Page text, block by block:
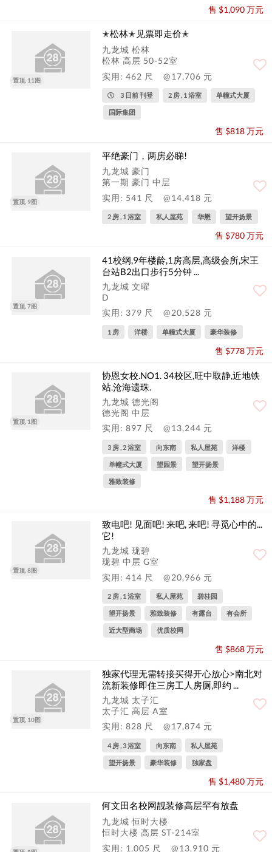
售 $1,090 万元
置顶, 11图
✭松林✭见票即走价✭
九龙城 松林
松林 高层 50-52室
实用: 462 尺
@17,706 元
3 日前 刊登 2 房 , 1 浴室 单幢式大厦
国际集团
售 $818 万元
置顶, 9图
平绝豪门，两房必睇!
九龙城 豪门
第一期 豪门 中层
实用: 541 尺
@14,418 元
2 房 , 1 浴室 私人屋苑 华懋 望开扬景
售 $780 万元
置顶, 7图
41校纲,9年楼龄,1房高层,高级会所,宋王
台站B2出口步行5分钟 ...
九龙城 文曜
D
实用: 379 尺
@20,528 元
1 房 洋楼 单幢式大厦 豪华装修
售 $778 万元
置顶, 1图
协恩女校.NO1. 34校区,旺中取静,近地铁
站.沧海遗珠.
九龙城 德光阁
德光阁 中层
实用: 897 尺
@13,244 元
3 房 , 2 浴室 向东南 私人屋苑 洋楼
单幢式大厦 望园景 望开扬景
雅致装修
售 $1,188 万元
置顶, 8图
致电吧! 见面吧! 来吧, 来吧! 寻觅心中的...
它!
九龙城 珑碧
珑碧 中层 G室
实用: 414 尺
@20,966 元
2 房 , 1 浴室 私人屋苑 碧桂园
望开扬景 雅致装修 有露台 有会所
近大型商场 优质校网
售 $868 万元
置顶, 10图
独家代理无需转接买得开心放心>南北对
流新装修即住三房工人房厕,即约 ...
九龙城 太子汇
太子汇 高层 A室
实用: 828 尺
@17,874 元
4 房 , 3 浴室 向东南 私人屋苑
望开扬景 豪华装修 独家盘
售 $1,480 万元
何文田名校网靓装修高层罕有放盘
九龙城 恒时大楼
恒时大楼 高层 ST-214室
实用: 1,005 尺
@13,910 元